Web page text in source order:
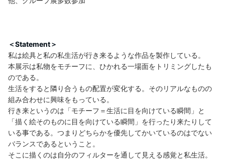
＜Statement＞
私は絵具と私の私生活が行き来るような作品を製作している。
本展示は私物をモチーフに、ひかれる一場面をトリミングしたも
のである。
生活をすると隣り合うもの配置が変化する。そのリアルなものの
組み合わせに興味をもっている。
行き来というのは「モチーフ＝生活に目を向けている瞬間」と
「描く絵そのものに目を向けている瞬間」を行ったり来たりして
いる事である。つまりどちらかを優先してかいているのはでない
バランスであるということ。
そこに描くのは自分のフィルターを通して見える感覚と私生活。